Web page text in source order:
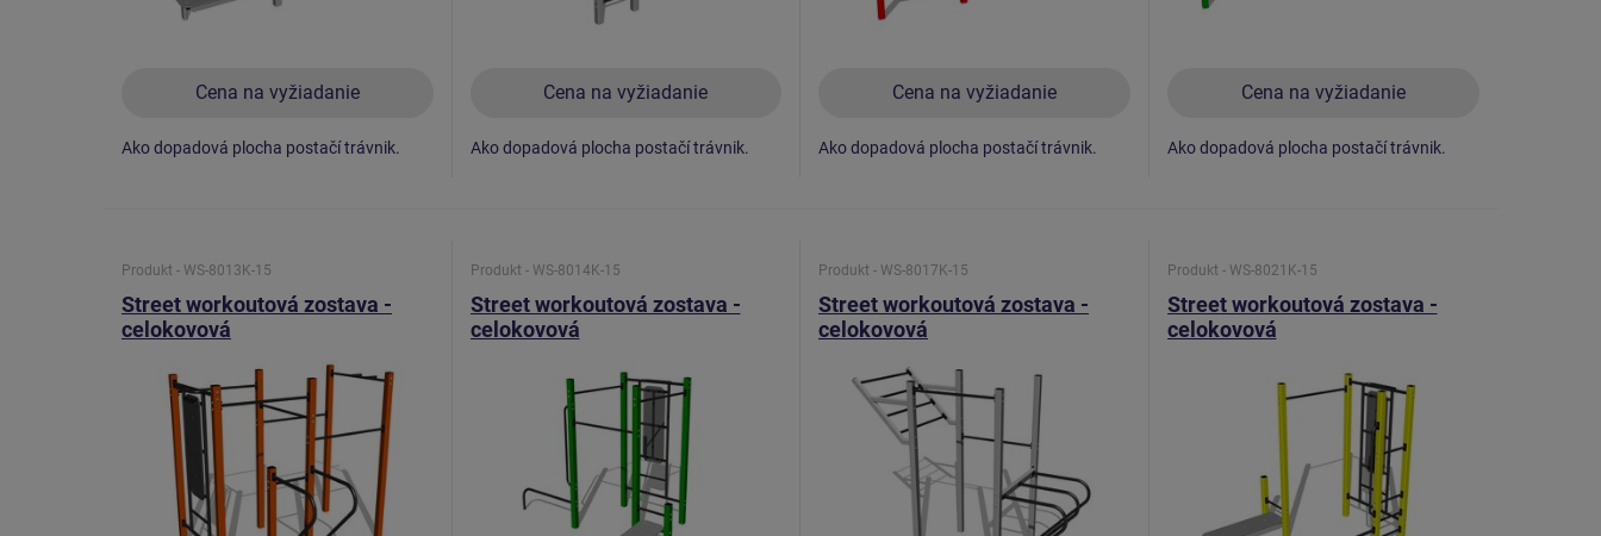
Cena na vyžiadanie
Ako dopadová plocha postačí trávnik.
Cena na vyžiadanie
Ako dopadová plocha postačí trávnik.
Cena na vyžiadanie
Ako dopadová plocha postačí trávnik.
Cena na vyžiadanie
Ako dopadová plocha postačí trávnik.
Produkt - WS-8013K-15
Street workoutová zostava -
celokovová
Produkt - WS-8014K-15
Street workoutová zostava -
celokovová
Produkt - WS-8017K-15
Street workoutová zostava -
celokovová
Produkt - WS-8021K-15
Street workoutová zostava -
celokovová